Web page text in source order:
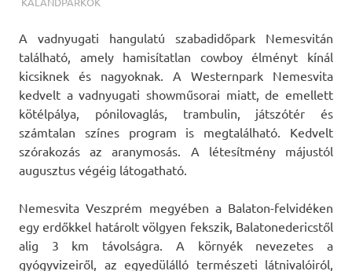
A vadnyugati hangulatú szabadidőpark Nemesvitán
található, amely hamisítatlan cowboy élményt kínál
kicsiknek és nagyoknak. A Westernpark Nemesvita
kedvelt a vadnyugati showműsorai miatt, de emellett
kötélpálya, pónilovaglás, trambulin, játszótér és
számtalan színes program is megtalálható. Kedvelt
szórakozás az aranymosás. A létesítmény májustól
augusztus végéig látogatható.
Nemesvita Veszprém megyében a Balaton-felvidéken
egy erdőkkel határolt völgyen fekszik, Balatonedericstől
alig 3 km távolságra. A környék nevezetes a
gyógyvizeiről, az egyedülálló természeti látnivalóiról,